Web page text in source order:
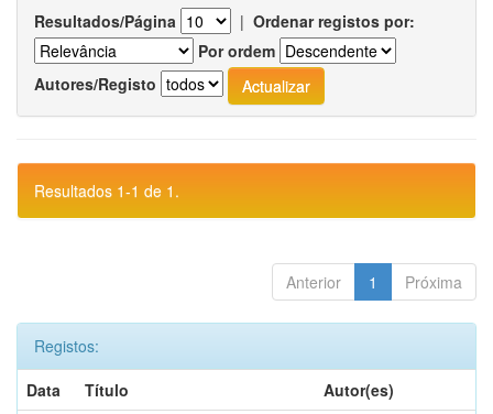
Resultados/Página | Ordenar registos por:
Por ordem
Autores/Registo
Resultados 1-1 de 1.
Anterior 1 Próxima
Registos:
Data
Título
Autor(es)